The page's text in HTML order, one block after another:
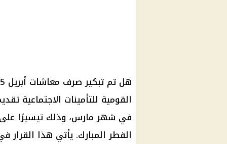
هل تم تبكيرصرف معاشات أبريل 2025
القومية للتأمينات الاجتماعية
في شهر مارس، وذلك تيسيرًا
الفطر المبارك. يأتي هذا القرارفي